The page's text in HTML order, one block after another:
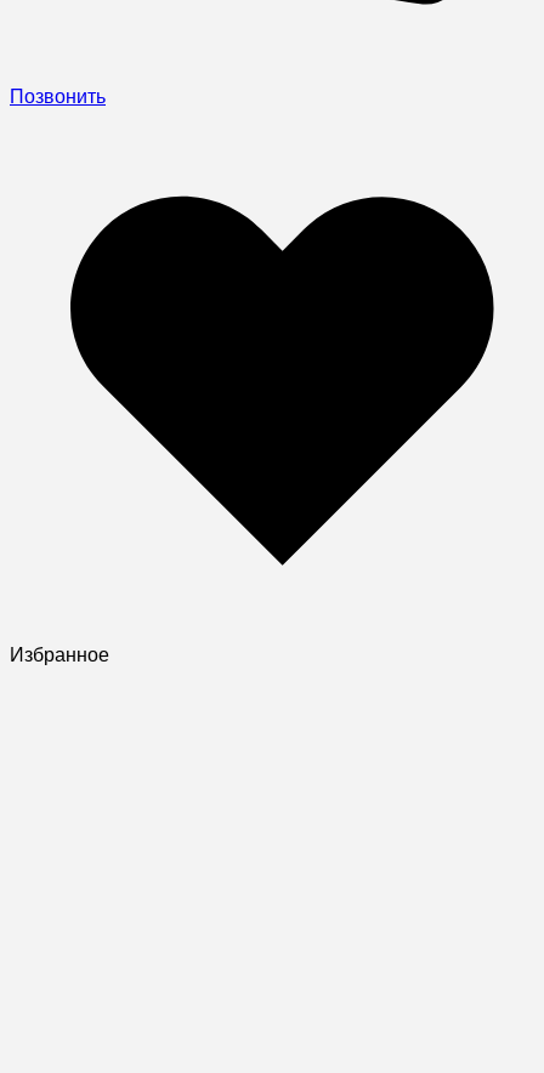
Позвонить
Избранное